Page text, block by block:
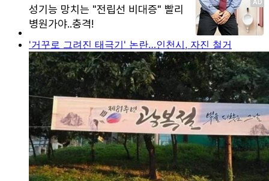
'거꾸로 그려진 태극기' 논란…인천시, 자진 철거